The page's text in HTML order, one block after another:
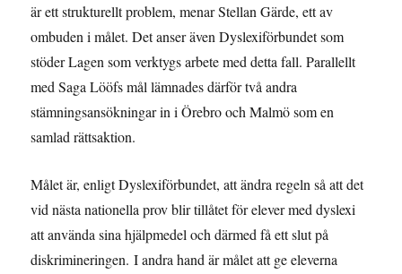
är ett strukturellt problem, menar Stellan Gärde, ett av
ombuden i målet. Det anser även Dyslexiförbundet som
stöder Lagen som verktygs arbete med detta fall. Parallellt
med Saga Lööfs mål lämnades därför två andra
stämningsansökningar in i Örebro och Malmö som en
samlad rättsaktion.
Målet är, enligt Dyslexiförbundet, att ändra regeln så att det
vid nästa nationella prov blir tillåtet för elever med dyslexi
att använda sina hjälpmedel och därmed få ett slut på
diskrimineringen. I andra hand är målet att ge eleverna